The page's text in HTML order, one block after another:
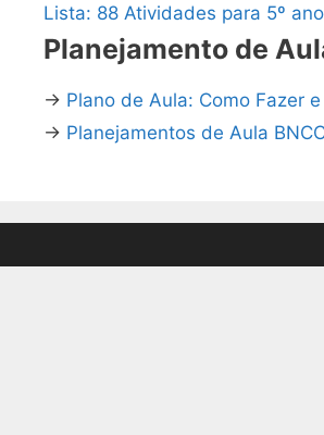
Lista: 88 Atividades para 5º ano
Planejamento de
→ Plano de Aula: Como Fazer
→ Planejamentos de Aula